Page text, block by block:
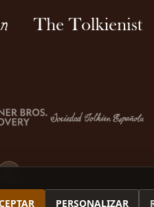
PERSONALIZAR